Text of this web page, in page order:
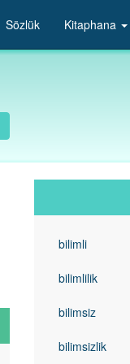
Sözlük Kitaphana
bilimli
bilimlilik
bilimsiz
bilimsizlik